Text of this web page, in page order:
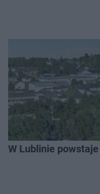
W Lublinie